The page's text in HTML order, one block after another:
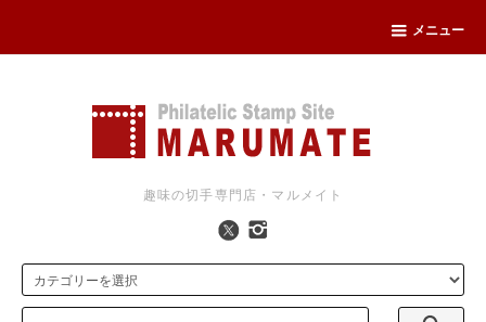
メニュー
趣味の切手専門店・マルメイト